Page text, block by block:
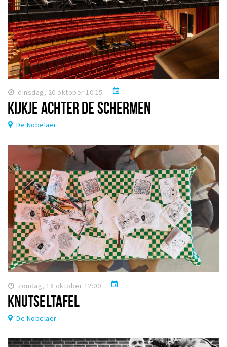
dinsdag, 20 oktober 10:15 event
KIJKJE ACHTER DE SCHERMEN
De Nobelaer
zondag, 18 oktober 12:00 event
KNUTSELTAFEL
De Nobelaer